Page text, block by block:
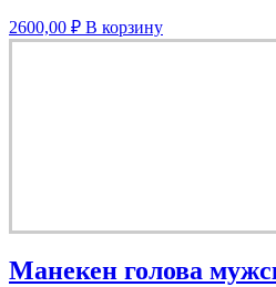
2600,00 ₽ В корзину
Манекен голова